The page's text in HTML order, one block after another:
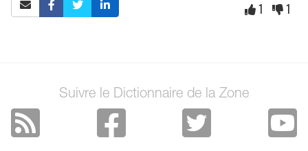
1 1
Suivre le Dictionnaire de la Zone